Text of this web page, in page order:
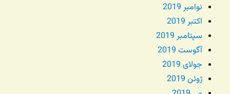
نوامبر 2019
اکتبر 2019
سپتامبر 2019
آگوست 2019
جولای 2019
ژوئن 2019